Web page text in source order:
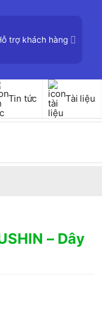
trợ khách hàng
Tin tức Tài liệu
– Dây